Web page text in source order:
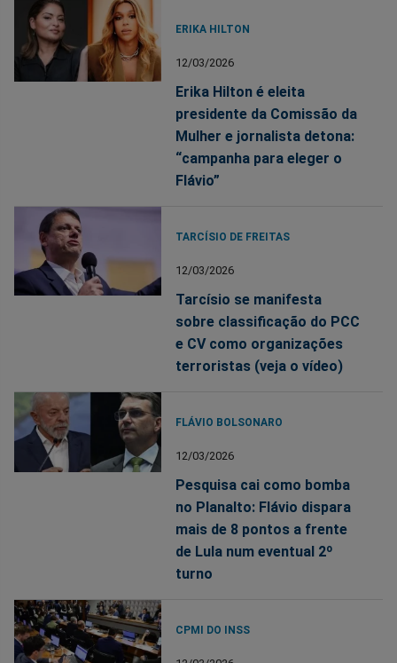
ERIKA HILTON
12/03/2026
Erika Hilton é eleita
presidente da Comissão da
Mulher e jornalista detona:
“campanha para eleger o
Flávio”
TARCÍSIO DE FREITAS
12/03/2026
Tarcísio se manifesta
sobre classificação do PCC
e CV como organizações
terroristas (veja o vídeo)
FLÁVIO BOLSONARO
12/03/2026
Pesquisa cai como bomba
no Planalto: Flávio dispara
mais de 8 pontos a frente
de Lula num eventual 2º
turno
CPMI DO INSS